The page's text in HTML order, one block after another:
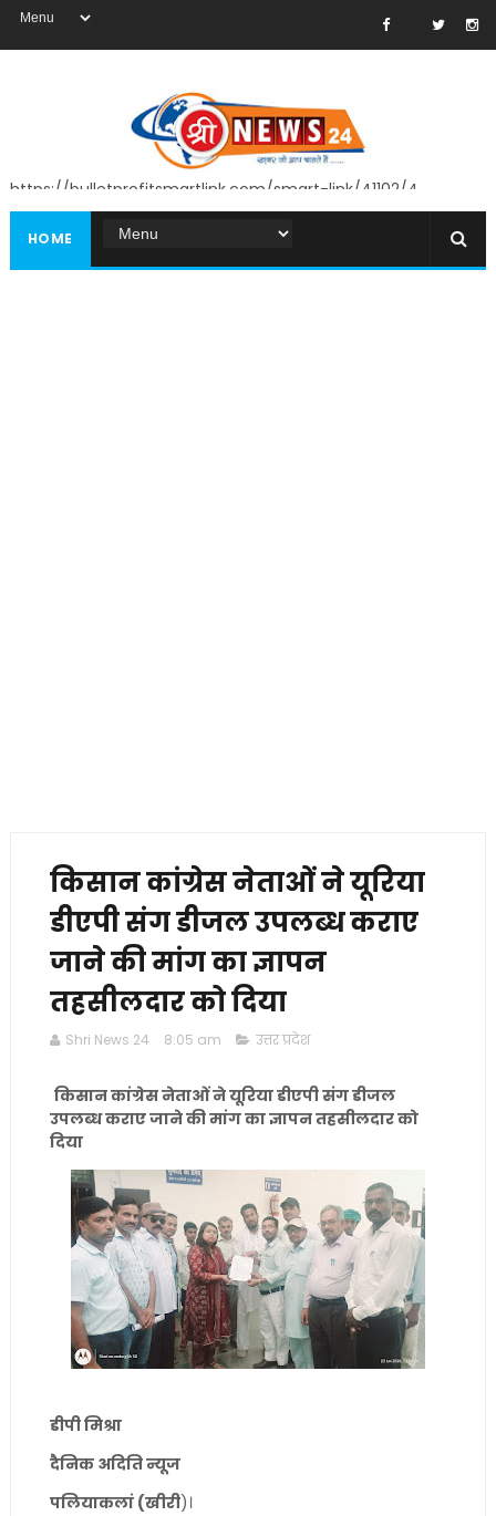
https://bulletprofitsmartlink.com/smart-link/41102/4
HOME
किसान कांग्रेस नेताओं ने यूरिया
डीएपी संग डीजल उपलब्ध कराए
जाने की मांग का ज्ञापन
तहसीलदार को दिया
Shri News 24 8:05 am उत्तर प्रदेश
किसान कांग्रेस नेताओं ने यूरिया डीएपी संग डीजल
उपलब्ध कराए जाने की मांग का ज्ञापन तहसीलदार को
दिया
डीपी मिश्रा
दैनिक अदिति न्यूज
पलियाकलां (खीरी)।